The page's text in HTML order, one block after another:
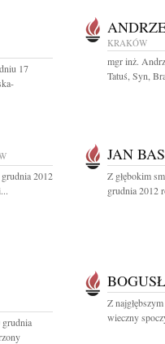
17
KRAKÓW
mgr inż.
Tatuś, Syn,
grudnia 2012
JAN
Z głębokim
grudnia 2012
grudnia
Z
wieczny